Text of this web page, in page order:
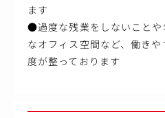
ます
●過度な残業をしないことや
なオフィス空間など、働き
度が整っております